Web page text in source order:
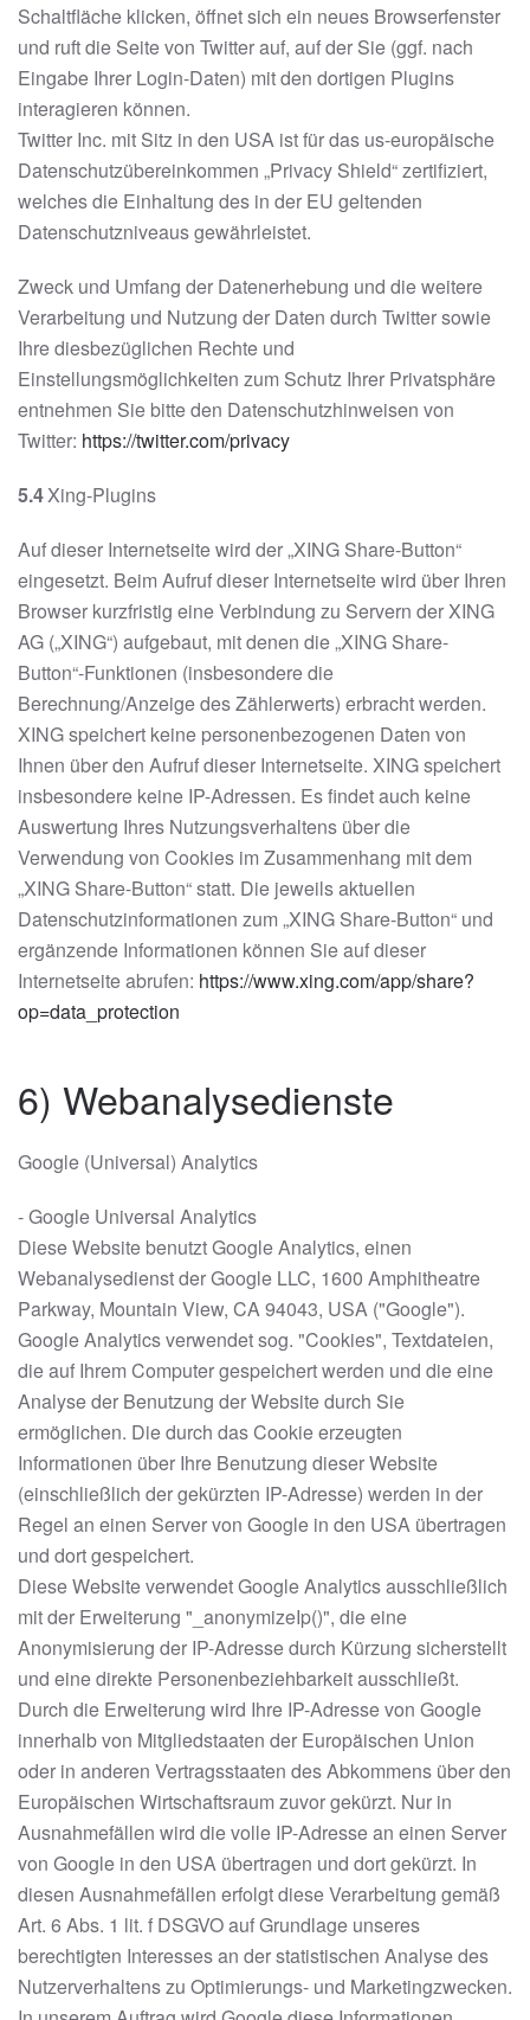
Schaltfläche klicken, öffnet sich ein neues Browserfenster
und ruft die Seite von Twitter auf, auf der Sie (ggf. nach
Eingabe Ihrer Login-Daten) mit den dortigen Plugins
interagieren können.
Twitter Inc. mit Sitz in den USA ist für das us-europäische
Datenschutzübereinkommen „Privacy Shield“ zertifiziert,
welches die Einhaltung des in der EU geltenden
Datenschutzniveaus gewährleistet.
Zweck und Umfang der Datenerhebung und die weitere
Verarbeitung und Nutzung der Daten durch Twitter sowie
Ihre diesbezüglichen Rechte und
Einstellungsmöglichkeiten zum Schutz Ihrer Privatsphäre
entnehmen Sie bitte den Datenschutzhinweisen von
Twitter: https://twitter.com/privacy
5.4Xing-Plugins
Auf dieser Internetseite wird der „XING Share-Button“
eingesetzt. Beim Aufruf dieser Internetseite wird über Ihren
Browser kurzfristig eine Verbindung zu Servern der XING
AG („XING“) aufgebaut, mit denen die „XING Share-
Button“-Funktionen (insbesondere die
Berechnung/Anzeige des Zählerwerts) erbracht werden.
XING speichert keine personenbezogenen Daten von
Ihnen über den Aufruf dieser Internetseite. XING speichert
insbesondere keine IP-Adressen. Es findet auch keine
Auswertung Ihres Nutzungsverhaltens über die
Verwendung von Cookies im Zusammenhang mit dem
„XING Share-Button“ statt. Die jeweils aktuellen
Datenschutzinformationen zum „XING Share-Button“ und
ergänzende Informationen können Sie auf dieser
Internetseite abrufen: https://www.xing.com/app/share?
op=data_protection
6) Webanalysedienste
Google (Universal) Analytics
- Google Universal Analytics
Diese Website benutzt Google Analytics, einen
Webanalysedienst der Google LLC, 1600 Amphitheatre
Parkway, Mountain View, CA 94043, USA ("Google").
Google Analytics verwendet sog. "Cookies", Textdateien,
die auf Ihrem Computer gespeichert werden und die eine
Analyse der Benutzung der Website durch Sie
ermöglichen. Die durch das Cookie erzeugten
Informationen über Ihre Benutzung dieser Website
(einschließlich der gekürzten IP-Adresse) werden in der
Regel an einen Server von Google in den USA übertragen
und dort gespeichert.
Diese Website verwendet Google Analytics ausschließlich
mit der Erweiterung "_anonymizeIp()", die eine
Anonymisierung der IP-Adresse durch Kürzung sicherstellt
und eine direkte Personenbeziehbarkeit ausschließt.
Durch die Erweiterung wird Ihre IP-Adresse von Google
innerhalb von Mitgliedstaaten der Europäischen Union
oder in anderen Vertragsstaaten des Abkommens über den
Europäischen Wirtschaftsraum zuvor gekürzt. Nur in
Ausnahmefällen wird die volle IP-Adresse an einen Server
von Google in den USA übertragen und dort gekürzt. In
diesen Ausnahmefällen erfolgt diese Verarbeitung gemäß
Art. 6 Abs. 1 lit. f DSGVO auf Grundlage unseres
berechtigten Interesses an der statistischen Analyse des
Nutzerverhaltens zu Optimierungs- und Marketingzwecken.